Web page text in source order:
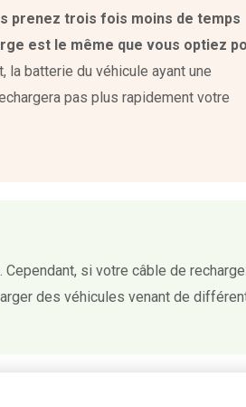
prenez trois fois moins de temps
est le même que vous optiez
la batterie du véhicule ayant une
pas plus rapidement votre
si votre câble de
des véhicules venant de